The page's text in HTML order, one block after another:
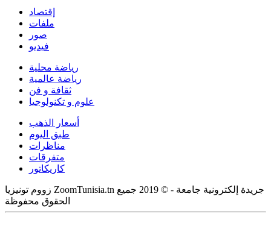
إقتصاد
ملفات
صور
فيديو
رياضة محلية
رياضة عالمية
ثقافة و فن
علوم و تكنولوجيا
أسعار الذهب
طبق اليوم
مناظرات
متفرقات
كاريكاتور
زووم تونيزيا ZoomTunisia.tn جريدة إلكترونية جامعة - © 2019 جميع
الحقوق محفوظة